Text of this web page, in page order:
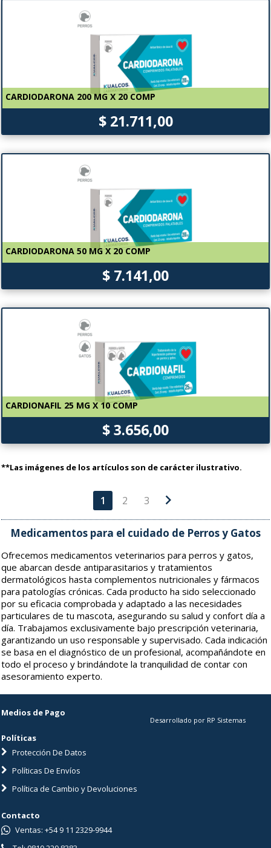
CARDIODARONA 200 MG X 20 COMP
$ 21.711,00
CARDIODARONA 50 MG X 20 COMP
$ 7.141,00
CARDIONAFIL 25 MG X 10 COMP
$ 3.656,00
**Las imágenes de los artículos son de carácter ilustrativo.
1 2 3 chevron_right
Medicamentos para el cuidado de Perros y Gatos
Ofrecemos medicamentos veterinarios para perros y gatos,
que abarcan desde antiparasitarios y tratamientos
dermatológicos hasta complementos nutricionales y fármacos
para patologías crónicas. Cada producto ha sido seleccionado
por su eficacia comprobada y adaptado a las necesidades
particulares de tu mascota, asegurando su salud y confort día a
día. Trabajamos exclusivamente bajo prescripción veterinaria,
garantizando un uso responsable y supervisado. Cada indicación
se basa en el diagnóstico de un profesional, acompañándote en
todo el proceso y brindándote la tranquilidad de contar con
asesoramiento experto.
Medios de Pago
Políticas
Protección De Datos
Políticas De Envíos
Política de Cambio y Devoluciones
Desarrollado por RP Sistemas
Contacto
Ventas: +54 9 11 2329-9944